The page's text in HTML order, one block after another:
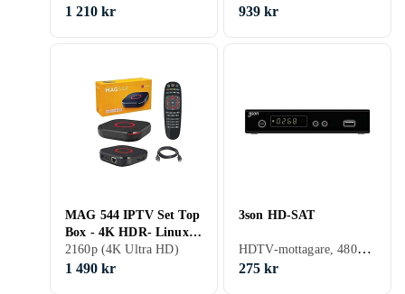
1 210 kr
939 kr
MAG 544 IPTV Set Top
Box - 4K HDR- Linux
WiFi
2160p (4K Ultra HD)
1 490 kr
3son HD-SAT
HDTV-mottagare, 480p, 576p, 720p, 1080p (Full HD), 1080i, 576i, Satellit (DVB-S), Satellit (DVB-S2)
275 kr